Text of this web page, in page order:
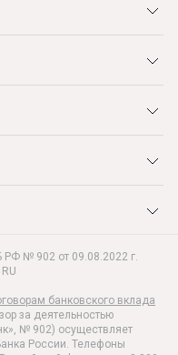
№ 902 от 09.08.2022 г.
RU
банковского вклада
за деятельностью
№ 902) осуществляет
России. Телефоны